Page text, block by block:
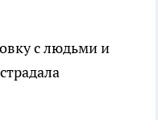
с людьми и